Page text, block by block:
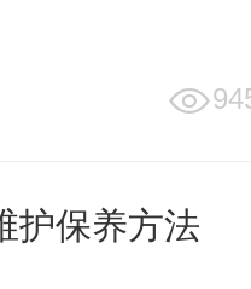
护保养方法